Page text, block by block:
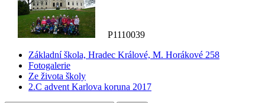
P1110039
Základní škola, Hradec Králové, M. Horákové 258
Fotogalerie
Ze života školy
2.C advent Karlova koruna 2017